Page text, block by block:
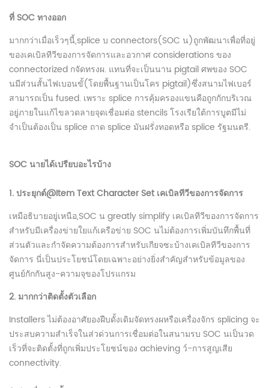
ที่ SOC ทางออก
มากกว่าเมื่อเร็วๆนี้,splice บ connectors(SOC น)ถูกพัฒนาเพื่อที่อยู่
ของเคเบิลทีวีของการจัดการและอวกาศ considerations ของ
connectorized กจัดทรงผ. แทนที่จะเป็นนาน pigtail ศพของ SOC
นมีส่วนสั้นไฟเบอนขั้(โดยพื้นฐานเป็นโคร pigtail)ซึ่งสนามไฟเบอร์
สามารถเป็น fused. เพราะ splice การคุ้มครองแขนคือถูกกักบริเวณ
อยู่ภายในแก้ไขลวดลายจุดเชื่อมต่อ stencils โรงเรียใต้การบูตมีไม่
จำเป็นต้องเป็น splice ถาด splice มันฝรั่งทอดหรือ splice รัฐมนตรี.
SOC นายได้เปรียบอะไรบ้าง
1. ประยุกต์@Item Text Character Set เคเบิลทีวีของการจัดการ
เหมือธิบายอยู่เหนือ,SOC น greatly simplify เคเบิลทีวีของการจัดการ
สำหรับมีเครื่องข่ายใยแก้เครือข่าย SOC นไม่ต้องการเพิ่มบันทึกพื้นที่
ส่วนตัวและกำจัดความต้องการสำหรับเกียจซะบ้างเคเบิลทีวีของการ
จัดการ นี่เป็นประโยชน์โดยเฉพาะอย่างยิ่งสำคัญสำหรับข้อมูลของ
ศูนย์กักกันสูง-ความจุของโปรแกรม
2. มากกว่าติดตั้งตัวเลือก
Installers ไม่ต้องอาศัยองฝืบดั้งเดิมจัดทรงผหรือเครื่องจักร splicing จะ
ประสบความสำเร็จในส่วด่วนการเชื่อมต่อในสนามรบ SOC นเป็นวด
เร็วที่จะติดตั้งที่ถูกเพิ่มประโยชน์ของ achieving ว์-การสูญเสีย
connectivity.